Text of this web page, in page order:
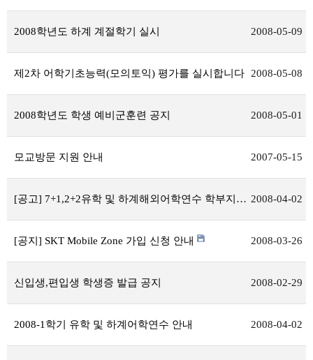
2008학년도 하계 계절학기 실시 2008-05-09
제2차 어학기초능력(모의토익) 평가를 실시합니다 2008-05-08
2008학년도 학생 예비군훈련 공지 2008-05-01
모교방문 지원 안내 2007-05-15
[공고] 7+1,2+2유학 및 하계해외어학연수 학부지원 안내 (수정) 2008-04-02
[공지] SKT Mobile Zone 가입 신청 안내 2008-03-26
신입생,편입생 학생증 발급 공지 2008-02-29
2008-1학기 유학 및 하계어학연수 안내 2008-04-02